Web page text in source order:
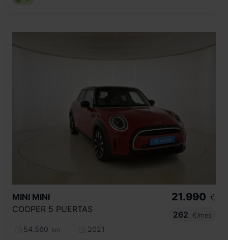
MINI MINI
COOPER 5 PUERTAS
54.560 km
2021
21.990 €
262
€/mes